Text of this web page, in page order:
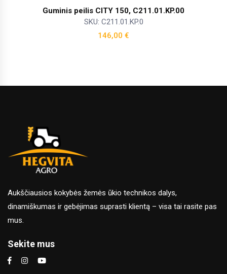
Guminis peilis CITY 150, C211.01.KP.00
SKU: C211.01.KP.0
146,00 €
Aukščiausios kokybės žemės ūkio technikos dalys,
dinamiškumas ir gebėjimas suprasti klientą – visa tai rasite pas
mus.
Sekite mus